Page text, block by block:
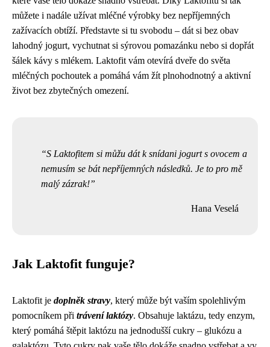
můžete i nadále užívat mléčné výrobky bez nepříjemných
zažívacích obtíží. Představte si tu svobodu – dát si bez obav
lahodný jogurt, vychutnat si sýrovou pomazánku nebo si dopřát
šálek kávy s mlékem. Laktofit vám otevírá dveře do světa
mléčných pochoutek a pomáhá vám žít plnohodnotný a aktivní
život bez zbytečných omezení.
S Laktofitem si můžu dát k snídani jogurt s ovocem a
nemusím se bát nepříjemných následků. Je to pro mě
malý zázrak!
Hana Veselá
Jak Laktofit funguje?
Laktofit je doplněk stravy, který může být vaším spolehlivým
pomocníkem při trávení laktózy. Obsahuje laktázu, tedy enzym,
který pomáhá štěpit laktózu na jednodušší cukry – glukózu a